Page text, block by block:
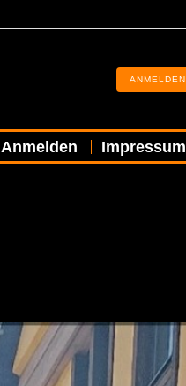
ANMELDEN
Anmelden Impressum